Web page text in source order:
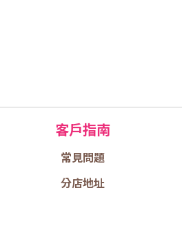
客戶指南
常見問題
分店地址